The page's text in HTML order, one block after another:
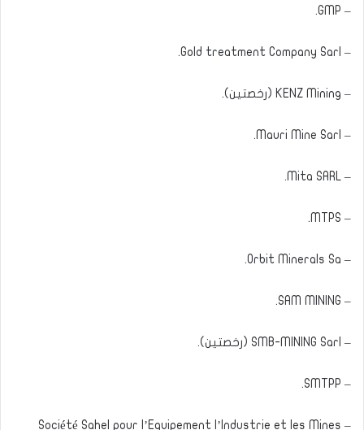
– GMP.
– Gold treatment Company Sarl.
– KENZ Mining (رخصتين).
– Mauri Mine Sarl.
– Mita SARL.
– MTPS.
– Orbit Minerals Sa.
– SAM MINING.
– SMB-MINING Sarl (رخصتين).
– SMTPP.
– Société Sahel pour l’Equipement l’Industrie et les Mines